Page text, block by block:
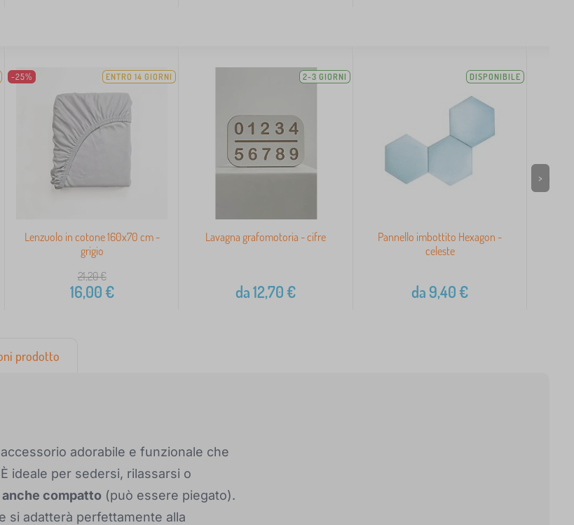
-25% ENTRO 14 GIORNI
Lenzuolo in cotone 160x70 cm -
grigio
21,20€
16,00€
2-3 GIORNI
Lavagna grafomotoria - cifre
da12,70€
DISPONIBILE
Pannello imbottito Hexagon -
celeste
da 9,40€
>
prodotto
adorabile e funzionale che
ideale per sedersi, rilassarsi o
compatto (può essere piegato).
si adatterà perfettamente alla